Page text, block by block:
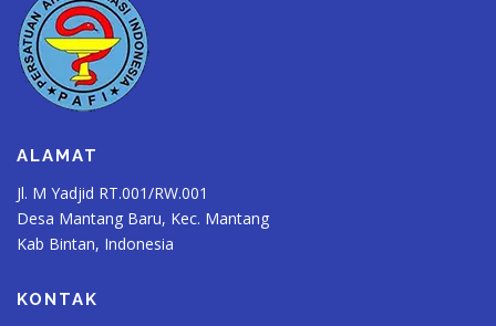
ALAMAT
Jl. M Yadjid RT.001/RW.001
Desa Mantang Baru, Kec. Mantang
Kab Bintan, Indonesia
KONTAK